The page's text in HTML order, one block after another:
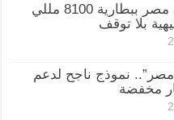
vivo Y500 يصل مصر ببطارية 8100 مللي
بلا توقف
نموذج ناجح لدعم
مخفضة